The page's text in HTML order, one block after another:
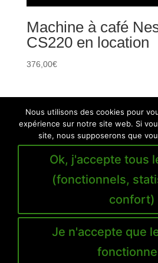
Machine à café
CS220 en location
376,00€
Politique de
Conditions générales de
Paiement en ligne
© 2010-2026 |
Nous utilisons des cookies pour
expérience sur notre site web. Si
site, nous supposerons que
Ok, j'accepte tous
(fonctionnels,
confort)
Je n'accepte que